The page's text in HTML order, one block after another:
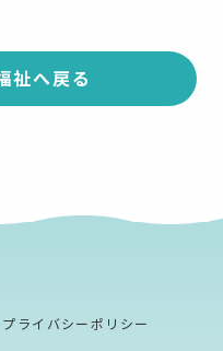
祉へ戻る
プライバシーポリシー